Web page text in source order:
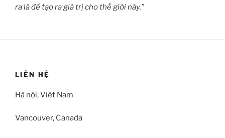
ra là để tạo ra giá trị cho thế giới này.”
LIÊN HỆ
Hà nội, Việt Nam
Vancouver, Canada